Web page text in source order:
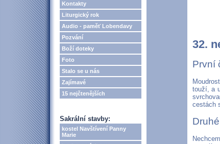
Kontakty
Liturgický rok
Audio - paměť Lobendavy
Pozvání
Boží doteky
Foto
Stalo se u nás
Zajímavé
15 nejčtenějších
Sakrální stavby:
kostel Navštívení Panny
Marie
32.
První
touží, a
cestách